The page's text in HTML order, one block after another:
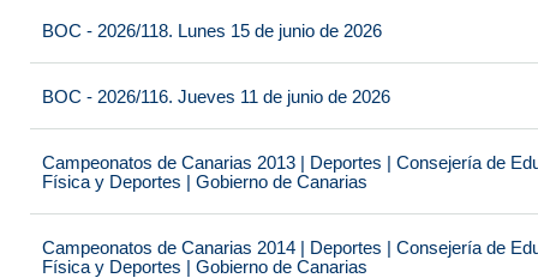
BOC - 2026/118. Lunes 15 de junio de 2026
BOC - 2026/116. Jueves 11 de junio de 2026
Campeonatos de Canarias 2013 | Deportes | Consejería de
Física y Deportes | Gobierno de Canarias
Campeonatos de Canarias 2014 | Deportes | Consejería de
Física y Deportes | Gobierno de Canarias